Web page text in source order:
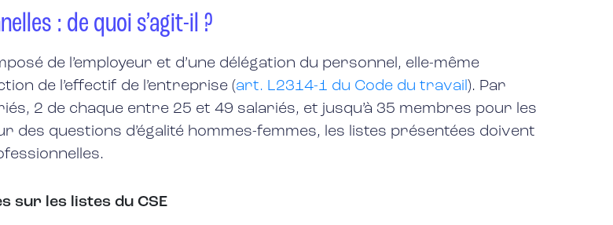
: de quoi s’agit-il ?
de l’employeur et d’une délégation du personnel, elle-même
de l’effectif de l’entreprise (art. L2314-1 du Code du travail ). Par
2 de chaque entre 25 et 49 salariés, et jusqu’à 35 membres pour les
questions d’égalité hommes-femmes, les listes présentées doivent
sur les listes du CSE